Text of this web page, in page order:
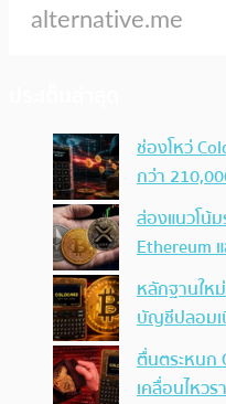
ช่องโหว่
กว่า
ส่องแนวโน้
Ethereum
หลักฐานให
บัญชีปลอมเ
ตื่นตระหนก
เคลื่อนไหว